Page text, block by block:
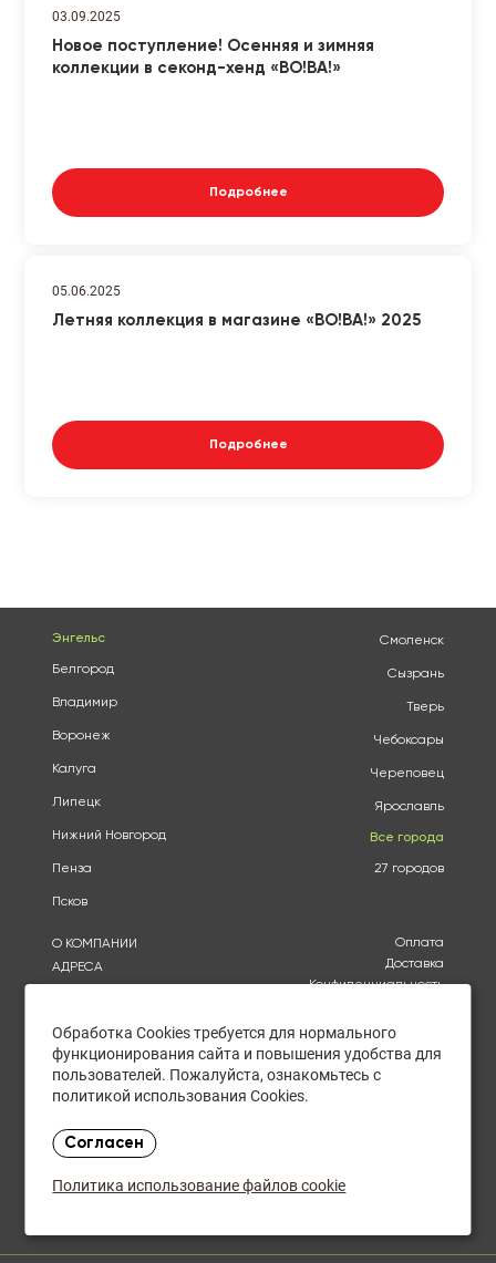
03.09.2025
Новое поступление! Осенняя и зимняя
коллекции в секонд-хенд «ВО!ВА!»
Подробнее
05.06.2025
Летняя коллекция в магазине «ВО!ВА!» 2025
Подробнее
Энгельс
Белгород
Владимир
Воронеж
Калуга
Липецк
Нижний Новгород
Пенза
Псков
Смоленск
Сызрань
Тверь
Чебоксары
Череповец
Ярославль
Все города
27 городов
О КОМПАНИИ
АДРЕСА
АКЦИИ
КУПИТЬ ОПТОМ
ОТЗЫВЫ
Оплата
Доставка
Конфиденциальность
Согласие на обработку
персональных данных
Политика в отношении
обработки персональных
Обработка Cookies требуется для нормального
функционирования сайта и повышения удобства для
пользователей. Пожалуйста, ознакомьтесь с
политикой использования Cookies.
Согласен
Политика использование файлов cookie